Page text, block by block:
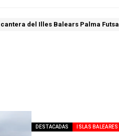
del Illes Balears Palma Futsal
DESTACADAS ISLAS BALEARES